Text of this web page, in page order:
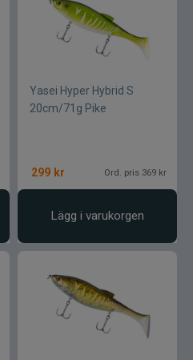
Yasei Hyper Hybrid S
20cm/71g Pike
299 kr Ord. pris 369 kr
Lägg i varukorgen